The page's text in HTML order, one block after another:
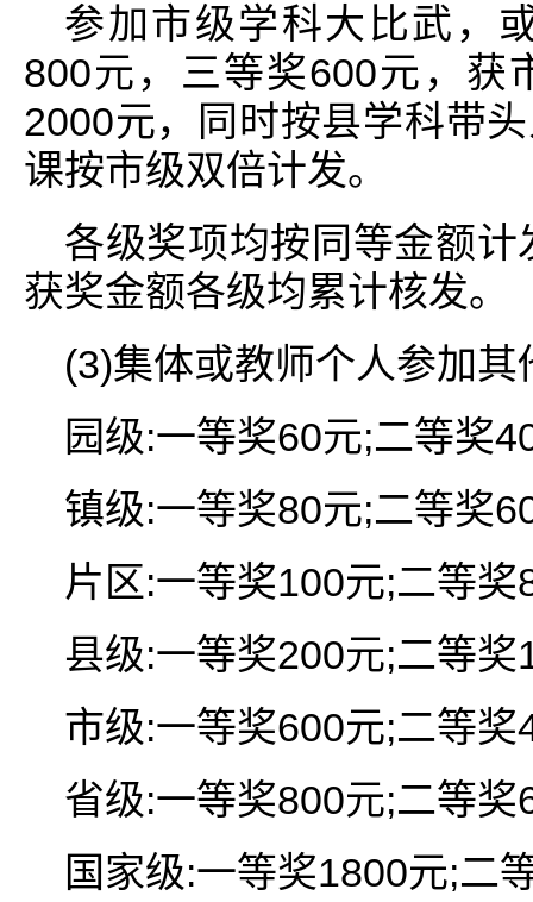
参加市级学科大比武，
800元，三等奖600元，获
2000元，同时按县学科带
课按市级双倍计发。
各级奖项均按同等金额
获奖金额各级均累计核发。
(3)集体或教师个人参加
园级:一等奖60元;二等奖
镇级:一等奖80元;二等奖
片区:一等奖100元;二等
县级:一等奖200元;二等
市级:一等奖600元;二等
省级:一等奖800元;二等
国家级:一等奖1800元;二